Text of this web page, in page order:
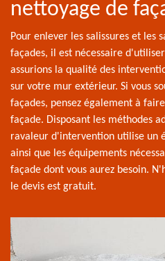
nettoyage de
Pour enlever les salissures et les
façades, il est nécessaire
assurions la qualité des
sur votre mur extérieur. Si vous
façades, pensez également à
façade. Disposant les méthodes
ravaleur d'intervention utilise un
ainsi que les équipements
façade dont vous aurez besoin.
le devis est gratuit.